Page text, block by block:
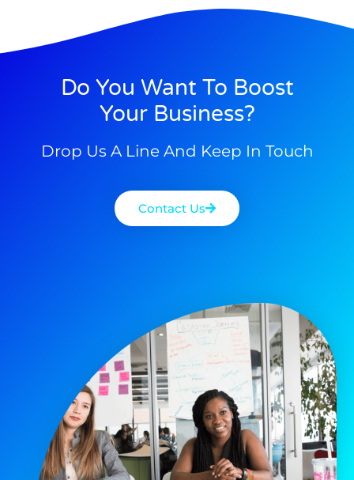
Do You Want To Boost
Your Business?
Drop Us A Line And Keep In Touch
Contact Us